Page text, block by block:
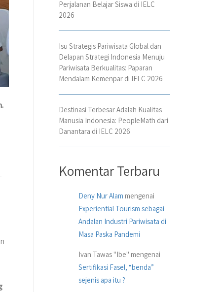
Perjalanan Belajar Siswa di IELC
2026
Isu Strategis Pariwisata Global dan
Delapan Strategi Indonesia Menuju
Pariwisata Berkualitas: Paparan
Mendalam Kemenpar di IELC 2026
Destinasi Terbesar Adalah Kualitas
Manusia Indonesia: PeopleMath dari
Danantara di IELC 2026
Komentar Terbaru
Deny Nur Alam mengenai
Experiential Tourism sebagai
Andalan Industri Pariwisata di
Masa Paska Pandemi
Ivan Tawas "Ibe" mengenai
Sertifikasi Fasel, “benda”
sejenis apa itu ?